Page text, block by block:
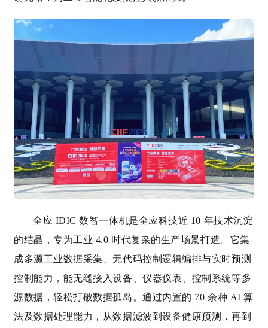
全应 IDIC 数智一体机是全应科技近 10 年技术沉淀
的结晶，专为工业 4.0 时代复杂的生产场景打造。它集
成多源工业数据采集、无代码控制逻辑编排与实时预测
控制能力，能无缝接入设备、仪器仪表、控制系统等多
源数据，轻松打破数据孤岛。通过内置的 70 余种 AI 算
法及数据处理能力 ，从数据滤波到设备健康预测，再到